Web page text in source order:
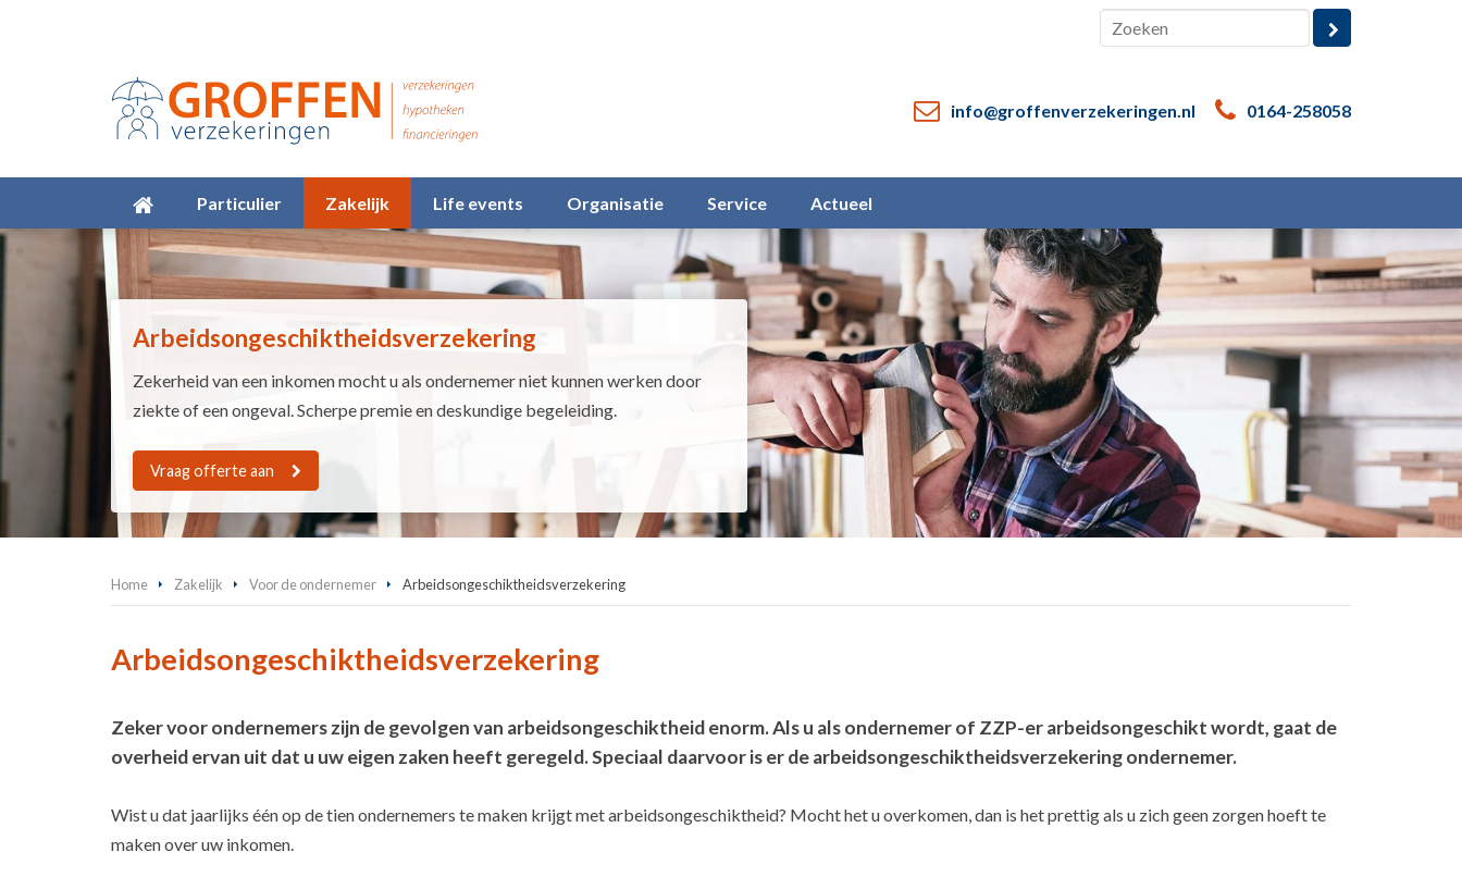
info@groffenverzekeringen.nl 0164-258058
Particulier Zakelijk Life events Organisatie Service Actueel
Arbeidsongeschiktheidsverzekering
Zekerheid van een inkomen mocht u als ondernemer niet kunnen werken door
ziekte of een ongeval. Scherpe premie en deskundige begeleiding.
Vraag offerte aan
Home Zakelijk Voor de ondernemer Arbeidsongeschiktheidsverzekering
Arbeidsongeschiktheidsverzekering
Zeker voor ondernemers zijn de gevolgen van arbeidsongeschiktheid enorm. Als u als ondernemer of ZZP-er arbeidsongeschikt wordt, gaat de
overheid ervan uit dat u uw eigen zaken heeft geregeld. Speciaal daarvoor is er de arbeidsongeschiktheidsverzekering ondernemer.
Wist u dat jaarlijks één op de tien ondernemers te maken krijgt met arbeidsongeschiktheid? Mocht het u overkomen, dan is het prettig als u zich geen zorgen hoeft te
maken over uw inkomen.